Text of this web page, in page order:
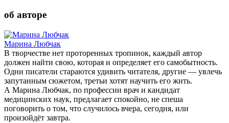
об авторе
Марина Любчак
В творчестве нет проторенных тропинок, каждый автор
должен найти свою, которая и определяет его самобытность.
Одни писатели стараются удивить читателя, другие — увлечь
запутанным сюжетом, третьи хотят научить его жить.
А Марина Любчак, по профессии врач и кандидат
медицинских наук, предлагает спокойно, не спеша
поговорить о том, что случилось вчера, сегодня, или
произойдёт завтра.